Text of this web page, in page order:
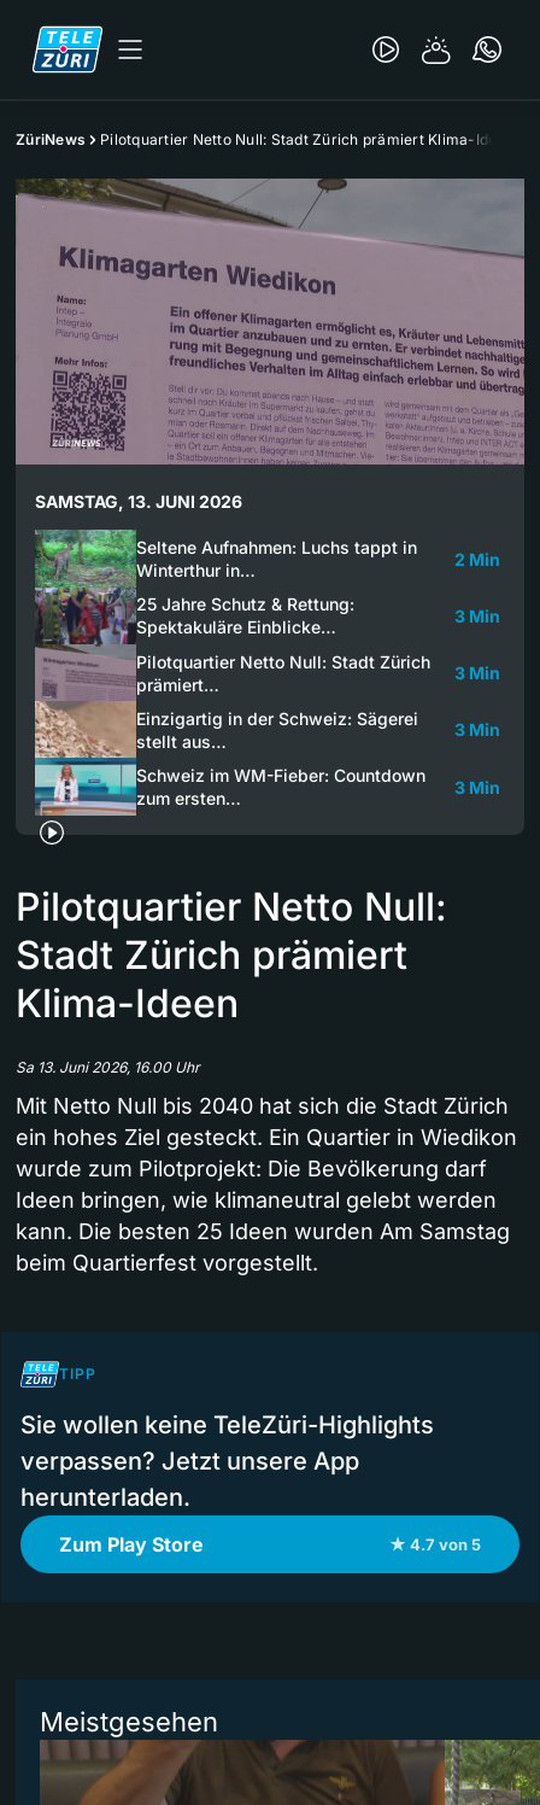
ZüriNews Pilotquartier Netto Null: Stadt Zürich prämiert Klima-Ideen
SAMSTAG, 13. JUNI 2026
Seltene Aufnahmen: Luchs tappt in
Winterthur in…
2 Min
25 Jahre Schutz & Rettung:
Spektakuläre Einblicke…
3 Min
Pilotquartier Netto Null: Stadt Zürich
prämiert…
3 Min
Einzigartig in der Schweiz: Sägerei
stellt aus…
3 Min
Schweiz im WM-Fieber: Countdown
zum ersten…
3 Min
Pilotquartier Netto Null:
Stadt Zürich prämiert
Klima-Ideen
Sa 13. Juni 2026, 16.00 Uhr
Mit Netto Null bis 2040 hat sich die Stadt Zürich
ein hohes Ziel gesteckt. Ein Quartier in Wiedikon
wurde zum Pilotprojekt: Die Bevölkerung darf
Ideen bringen, wie klimaneutral gelebt werden
kann. Die besten 25 Ideen wurden Am Samstag
beim Quartierfest vorgestellt.
TIPP
Sie wollen keine TeleZüri-Highlights
verpassen? Jetzt unsere App
herunterladen.
Zum Play Store ★ 4.7 von 5
Meistgesehen